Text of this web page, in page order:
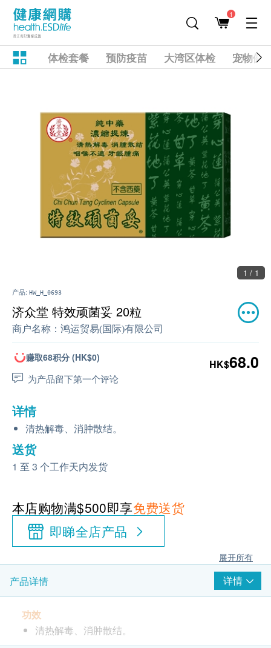
1
体检套餐 预防疫苗 大湾区体检 宠物健
1 / 1
产品: HW_H_0693
济众堂 特效顽菌妥 20粒
商户名称： 鸿运贸易(国际)有限公司
赚取68积分 (HK$0)
为产品留下第一个评论
HK$68.0
详情
清热解毒、消肿散结。
送货
1 至 3 个工作天内发货
本店购物满$500即享免费送货
即睇全店产品
展开所有
产品详情 详情
功效
清热解毒、消肿散结。